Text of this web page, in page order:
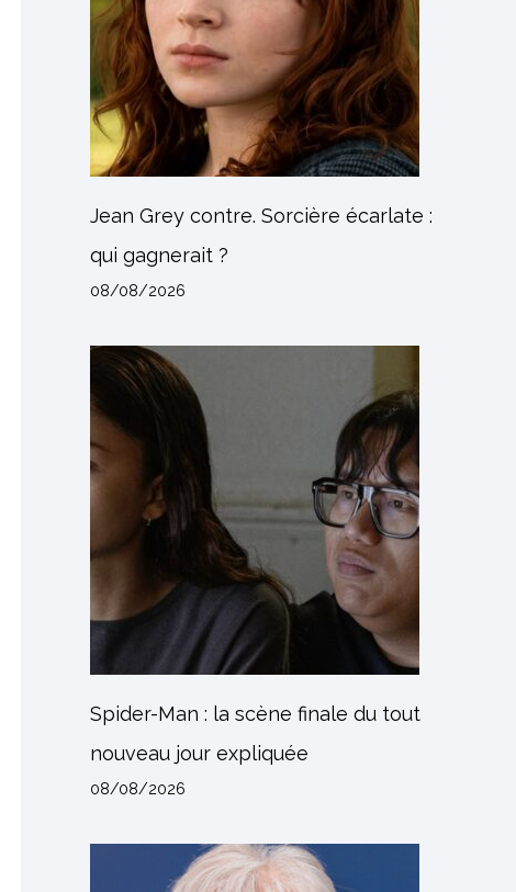
Jean Grey contre. Sorcière écarlate :
qui gagnerait ?
08/08/2026
Spider-Man : la scène finale du tout
nouveau jour expliquée
08/08/2026